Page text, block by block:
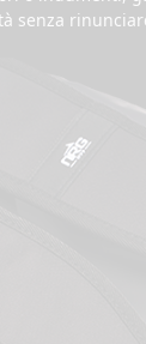
senza